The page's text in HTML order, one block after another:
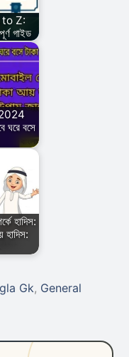
to Z:
গাইড
ঘরে বসে
হাদিস:
Gk, General